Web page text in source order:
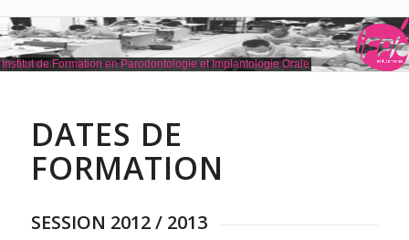
Institut de Formation en Parodontologie et Implantologie Orale
DATES DE
FORMATION
SESSION 2012 / 2013